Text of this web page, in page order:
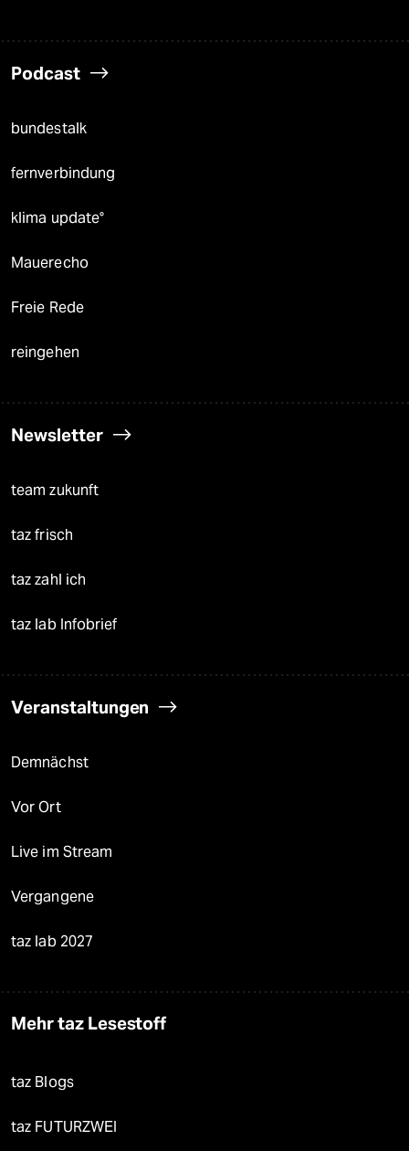
Podcast
bundestalk
fernverbindung
klima update°
Mauerecho
Freie Rede
reingehen
Newsletter
team zukunft
taz frisch
taz zahl ich
taz lab Infobrief
Veranstaltungen
Demnächst
Vor Ort
Live im Stream
Vergangene
taz lab 2027
Mehr taz Lesestoff
taz Blogs
taz FUTURZWEI